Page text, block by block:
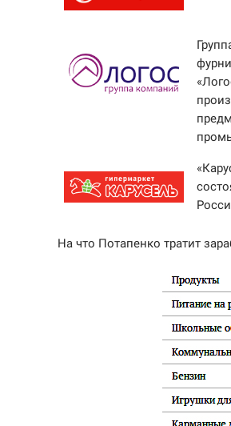
На что Потапенко тратит